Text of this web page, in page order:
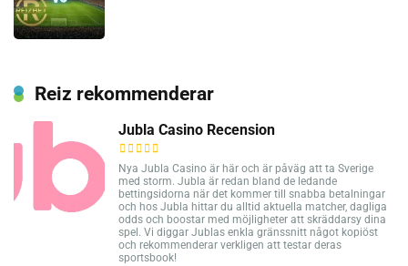
Reiz rekommenderar
Jubla Casino Recension
Nya Jubla Casino är här och är påväg att ta Sverige
med storm. Jubla är redan bland de ledande
bettingsidorna när det kommer till snabba betalningar
och hos Jubla hittar du alltid aktuella matcher, dagliga
odds och boostar med möjligheter att skräddarsy dina
spel. Vi diggar Jublas enkla gränssnitt något kopiöst
och rekommenderar verkligen att testar deras
sportsbook!